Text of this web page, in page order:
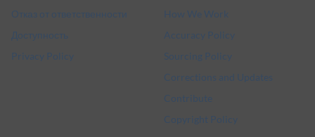
Отказ от ответственности
Доступность
Privacy Policy
How We Work
Accuracy Policy
Sourcing Policy
Corrections and Updates
Contribute
Copyright Policy